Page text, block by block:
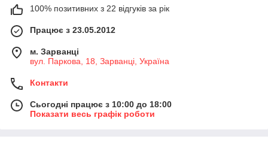
100% позитивних з 22 відгуків за рік
Працює з 23.05.2012
м. Зарванці
вул. Паркова, 18, Зарванці, Україна
Контакти
Сьогодні працює з 10:00 до 18:00
Показати весь графік роботи